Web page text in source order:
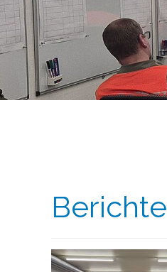
Berichte